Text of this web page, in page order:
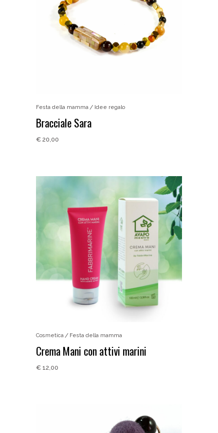
Festa della mamma Idee regalo
Bracciale Sara
€ 20,00
Cosmetica Festa della mamma
Crema Mani con attivi marini
€ 12,00